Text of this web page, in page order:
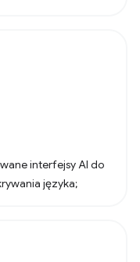
interfejsy AI do
języka;